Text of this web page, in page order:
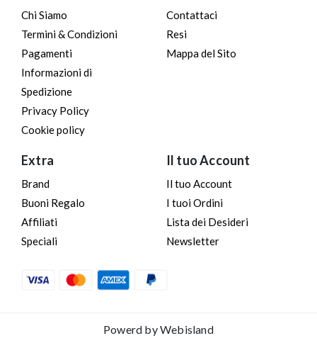
Chi Siamo
Termini & Condizioni
Pagamenti
Informazioni di
Spedizione
Privacy Policy
Cookie policy
Contattaci
Resi
Mappa del Sito
Extra
Brand
Buoni Regalo
Affiliati
Speciali
Il tuo Account
Il tuo Account
I tuoi Ordini
Lista dei Desideri
Newsletter
Powerd byWebisland